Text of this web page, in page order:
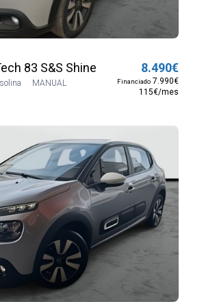
83 S&S Shine
MANUAL
8.490€
Financiado7.990€
115€/mes